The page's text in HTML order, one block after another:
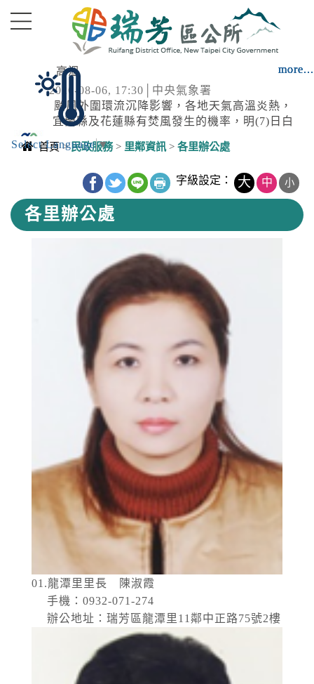
Select Language▼
高溫
2026-08-06, 17:30│中央氣象署
颱風外圍環流沉降影響，各地天氣高溫炎熱，
宜蘭縣及花蓮縣有焚風發生的機率，明(7)日白
天宜蘭縣為橙色燈號，有38度極端高溫出現的
機率；臺北市、新北市、彰化縣、雲林縣、臺
現36度高溫的機率，請加強注意。南投縣、嘉
義縣、臺東縣為黃色燈號，請注意。
more...
強風
颱風外圍環流影響，6日下午至7日晚上蘭嶼、
新北市、新竹縣、雲林縣、高雄市、屏東縣局
部地區有平均風6級以上或陣風8級以上發生的
more...
停水
辦理龍潭給水廠高壓電氣設備檢驗 等三合一工
程
more...
2026-08-03, 11:18│台灣自來水公司
為辦理三重區五谷王南街等巷弄汰換管線工
程，施工停水
more...
2026-08-03, 11:18│台灣自來水公司
為辦理三重區五谷王南街等巷弄汰換管線工
程，施工停水
more...
首頁>民政服務> 里鄰資訊 > 各里辦公處
字級設定： 大 中 小
各里辦公處
01.龍潭里里長 陳淑霞
手機：0932-071-274
辦公地址：瑞芳區龍潭里11鄰中正路75號2樓